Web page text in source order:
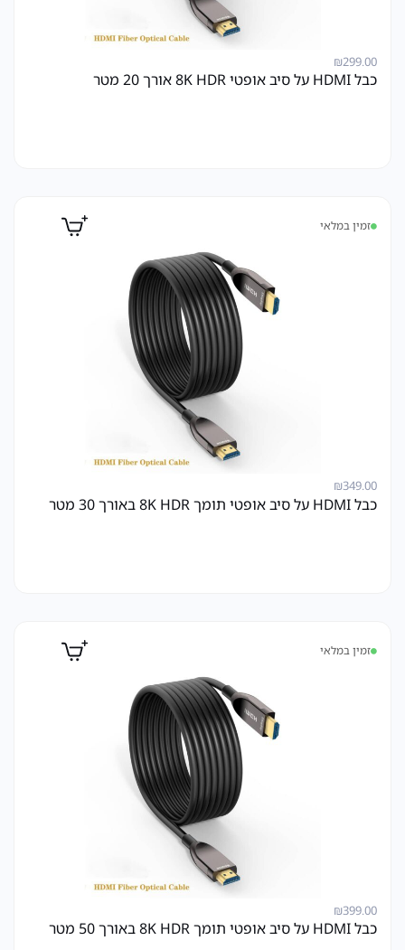
₪299.00
כבל HDMI על סיב אופטי 8K HDR אורך 20 מטר
זמין במלאי
₪349.00
כבל HDMI על סיב אופטי תומך 8K HDR באורך 30 מטר
זמין במלאי
₪399.00
כבל HDMI על סיב אופטי תומך 8K HDR באורך 50 מטר